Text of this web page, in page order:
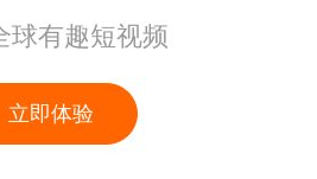
球有趣短视频
立即体验